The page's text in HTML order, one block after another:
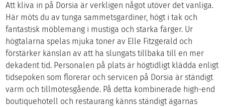
Att kliva in på Dorsia är verkligen något utöver det vanliga.
Här möts du av tunga sammetsgardiner, högt i tak och
fantastisk möblemang i mustiga och starka färger. Ur
högtalarna spelas mjuka toner av Elle Fitzgerald och
förstärker känslan av att ha slungats tillbaka till en mer
dekadent tid. Personalen på plats är högtidligt klädda enligt
tidsepoken som florerar och servicen på Dorsia är ständigt
varm och tillmötesgående. På detta kombinerade high-end
boutiquehotell och restaurang känns ständigt ägarnas